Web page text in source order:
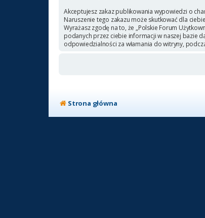
Akceptujesz zakaz publikowania wypowiedzi o
Naruszenie tego zakazu może skutkować dla
Wyrażasz zgodę na to, że „Polskie Forum
podanych przez ciebie informacji w naszej bazie
odpowiedzialności za włamania do witryny,
Strona główna